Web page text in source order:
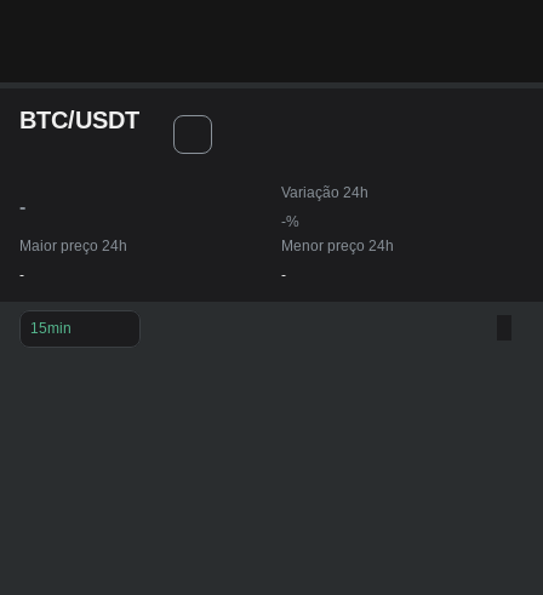
BTC/USDT
-
Variação 24h
-%
Maior preço 24h
-
Menor preço 24h
-
15min